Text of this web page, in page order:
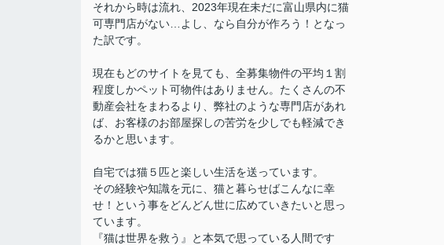
それから時は流れ、2023年現在未だに富山県内に猫
可専門店がない…よし、なら自分が作ろう！となっ
た訳です。
現在もどのサイトを見ても、全募集物件の平均１割
程度しかペット可物件はありません。たくさんの不
動産会社をまわるより、弊社のような専門店があれ
ば、お客様のお部屋探しの苦労を少しでも軽減でき
るかと思います。
自宅では猫５匹と楽しい生活を送っています。
その経験や知識を元に、猫と暮らせばこんなに幸
せ！という事をどんどん世に広めていきたいと思っ
ています。
『猫は世界を救う』と本気で思っている人間です